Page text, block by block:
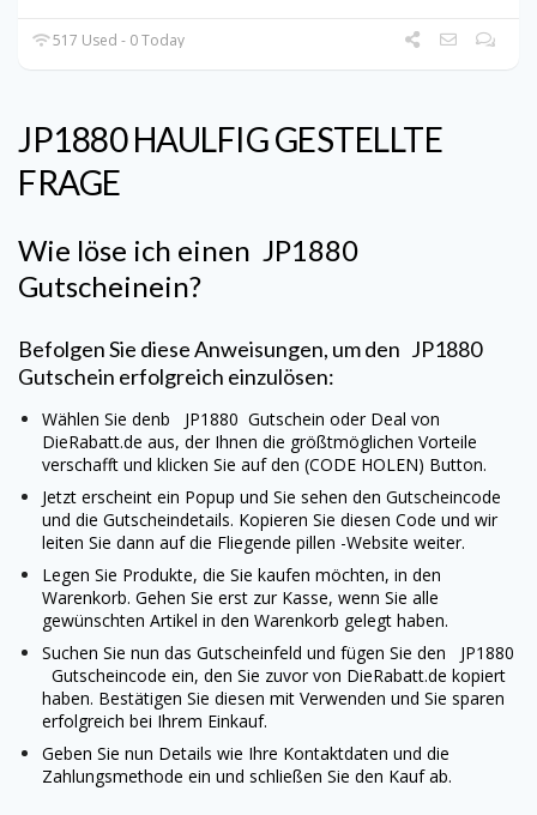
517 Used - 0 Today
JP1880 HAULFIG GESTELLTE
FRAGE
Wie löse ich einen JP1880
Gutscheinein?
Befolgen Sie diese Anweisungen, um den JP1880
Gutschein erfolgreich einzulösen:
Wählen Sie denb JP1880 Gutschein oder Deal von
DieRabatt.de aus, der Ihnen die größtmöglichen Vorteile
verschafft und klicken Sie auf den (CODE HOLEN) Button.
Jetzt erscheint ein Popup und Sie sehen den Gutscheincode
und die Gutscheindetails. Kopieren Sie diesen Code und wir
leiten Sie dann auf die Fliegende pillen -Website weiter.
Legen Sie Produkte, die Sie kaufen möchten, in den
Warenkorb. Gehen Sie erst zur Kasse, wenn Sie alle
gewünschten Artikel in den Warenkorb gelegt haben.
Suchen Sie nun das Gutscheinfeld und fügen Sie den
JP1880
Gutscheincode ein, den Sie zuvor von DieRabatt.de kopiert
haben. Bestätigen Sie diesen mit Verwenden und Sie sparen
erfolgreich bei Ihrem Einkauf.
Geben Sie nun Details wie Ihre Kontaktdaten und die
Zahlungsmethode ein und schließen Sie den Kauf ab.